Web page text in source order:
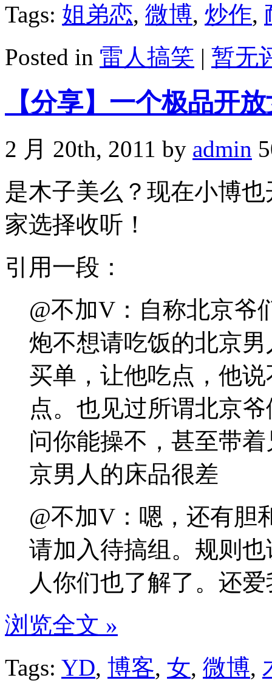
Tags: 姐弟恋, 微博, 炒作,
Posted in 雷人搞笑 | 暂无
【分享】一个极品开
2 月 20th, 2011 by admin
是木子美么？现在小博
家选择收听！
引用一段：
@不加V：自称北京爷
炮不想请吃饭的北京
买单，让他吃点，他
点。也见过所谓北京
问你能操不，甚至带
京男人的床品很差
@不加V：嗯，还有胆
请加入待搞组。规则
人你们也了解了。还
浏览全文 »
Tags: YD, 博客, 女, 微博,